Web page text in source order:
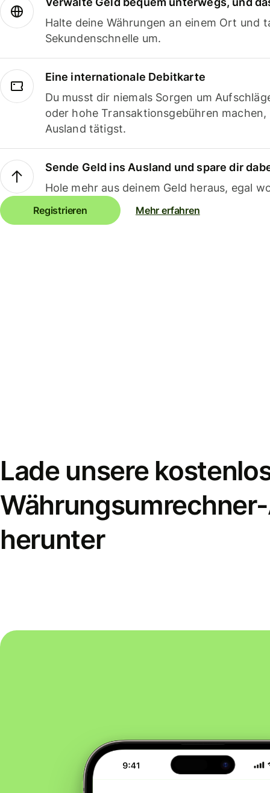
Halte deine Währungen an einem Ort und
Sekundenschnelle um.
Eine internationale Debitkarte
Du musst dir niemals Sorgen um
oder hohe Transaktionsgebühren
Ausland tätigst.
Sende Geld ins Ausland und spare dir
Hole mehr aus deinem Geld heraus, egal
Registrieren Mehr erfahren
Lade unsere
herunter